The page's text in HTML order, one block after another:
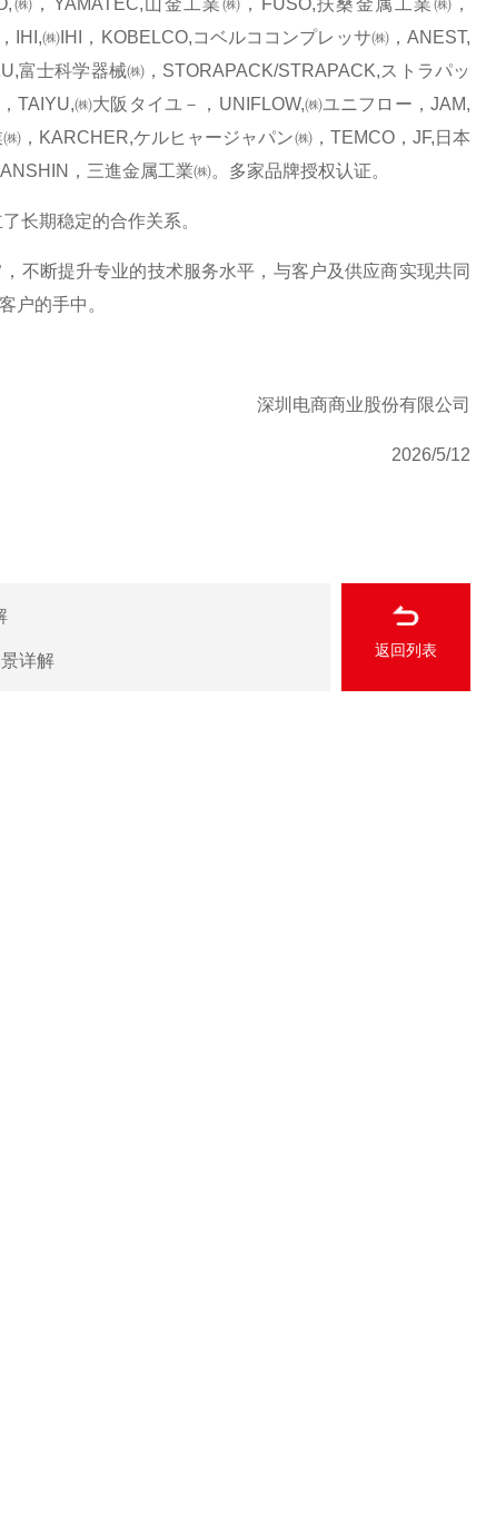
，YAMATEC,山金工業㈱，FUSO,扶桑金属工業㈱，
㈱IHI，KOBELCO,コベルココンプレッサ㈱，ANEST,
富士科学器械㈱，STORAPACK/STRAPACK,ストラパッ
TAIYU,㈱大阪タイユ－，UNIFLOW,㈱ユニフロー，JAM,
，KARCHER,ケルヒャージャパン㈱，TEMCO，JF,日本
，三進金属工業㈱。多家品牌授权认证。
期稳定的合作关系。
断提升专业的技术服务水平，与客户及供应商实现共同
户的手中。
深圳电商商业股份有限公司
2026/5/12
详解
返回列表